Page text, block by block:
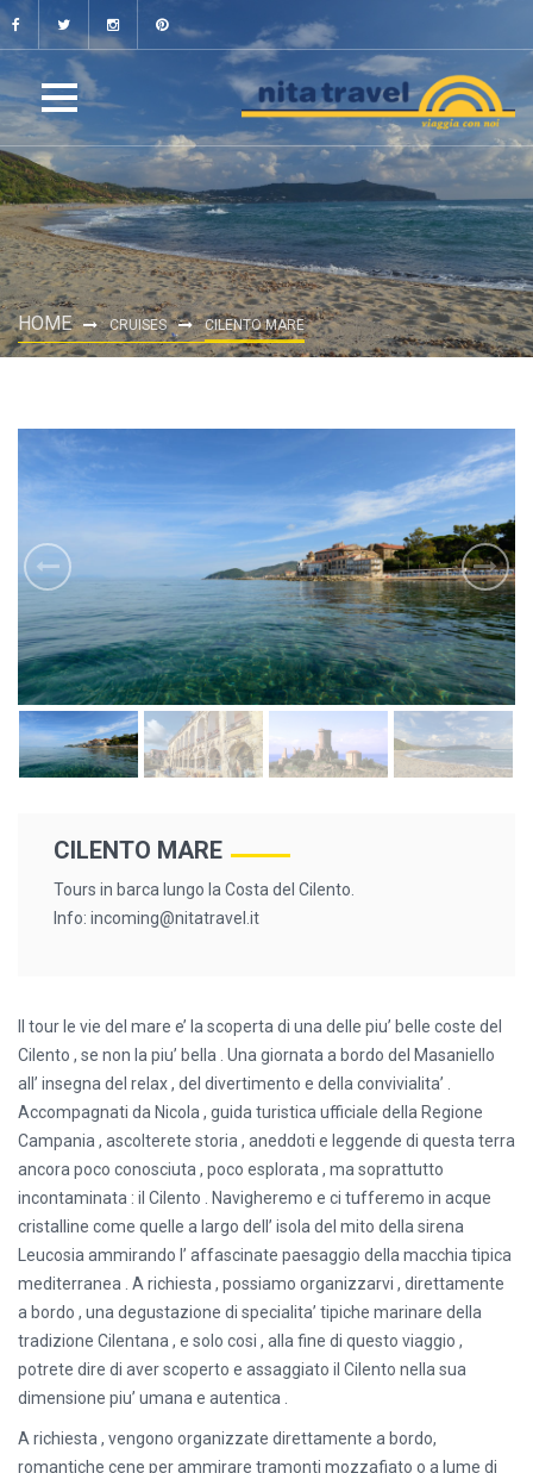
HOME CRUISES CILENTO MARE
CILENTO MARE
Tours in barca lungo la Costa del Cilento.
Info: incoming@nitatravel.it
Il tour le vie del mare e’ la scoperta di una delle piu’ belle coste del
Cilento , se non la piu’ bella . Una giornata a bordo del Masaniello
all’ insegna del relax , del divertimento e della convivialita’ .
Accompagnati da Nicola , guida turistica ufficiale della Regione
Campania , ascolterete storia , aneddoti e leggende di questa terra
ancora poco conosciuta , poco esplorata , ma soprattutto
incontaminata : il Cilento . Navigheremo e ci tufferemo in acque
cristalline come quelle a largo dell’ isola del mito della sirena
Leucosia ammirando l’ affascinate paesaggio della macchia tipica
mediterranea . A richiesta , possiamo organizzarvi , direttamente
a bordo , una degustazione di specialita’ tipiche marinare della
tradizione Cilentana , e solo cosi , alla fine di questo viaggio ,
potrete dire di aver scoperto e assaggiato il Cilento nella sua
dimensione piu’ umana e autentica .
A richiesta , vengono organizzate direttamente a bordo,
romantiche cene per ammirare tramonti mozzafiato o a lume di